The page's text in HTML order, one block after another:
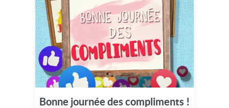
Bonne journée des compliments !